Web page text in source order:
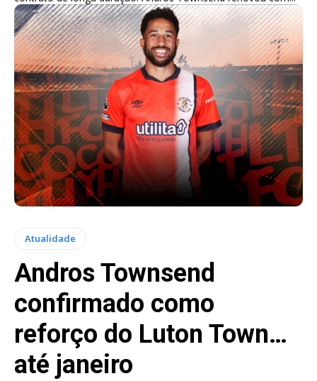
Atualidade
Andros Townsend
confirmado como
reforço do Luton Town…
até janeiro